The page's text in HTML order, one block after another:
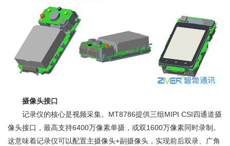
摄像头接口
记录仪的核心是视频采集。MT8786提供三组MIPI CSI四通道摄
像头接口，最高支持6400万像素单摄，或双1600万像素同时录制。
这意味着记录仪可以配置主摄像头+副摄像头，实现前后双录、广角